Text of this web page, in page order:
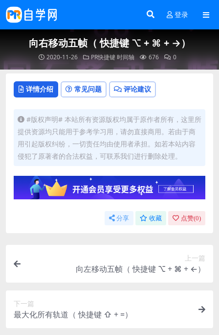
登录
向右移动五帧（ 快捷键 ⌥ + ⌘ + →）
2020-11-26 PR快捷键时间轴 676 0
详情介绍 常见问题 评论建议
#版权声明# 本站所有资源版权均属于原作者所有，这里所
提供资源均只能用于参考学习用，请勿直接商用。若由于商
用引起版权纠纷，一切责任均由使用者承担。如若本站内容
侵犯了原著者的合法权益，可联系我们进行删除处理。
分享 收藏 点赞(0)
上一篇
向左移动五帧（ 快捷键 ⌥ + ⌘ + ←）
下一篇
最大化所有轨道（ 快捷键 ⇧ + =）